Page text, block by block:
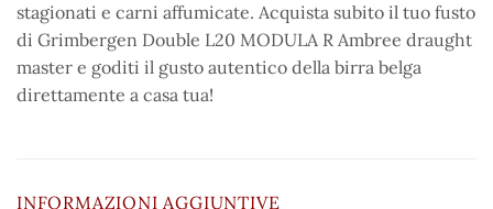
stagionati e carni affumicate. Acquista subito il tuo fusto
di Grimbergen Double L20 MODULA R Ambree draught
master e goditi il gusto autentico della birra belga
direttamente a casa tua!
INFORMAZIONI AGGIUNTIVE